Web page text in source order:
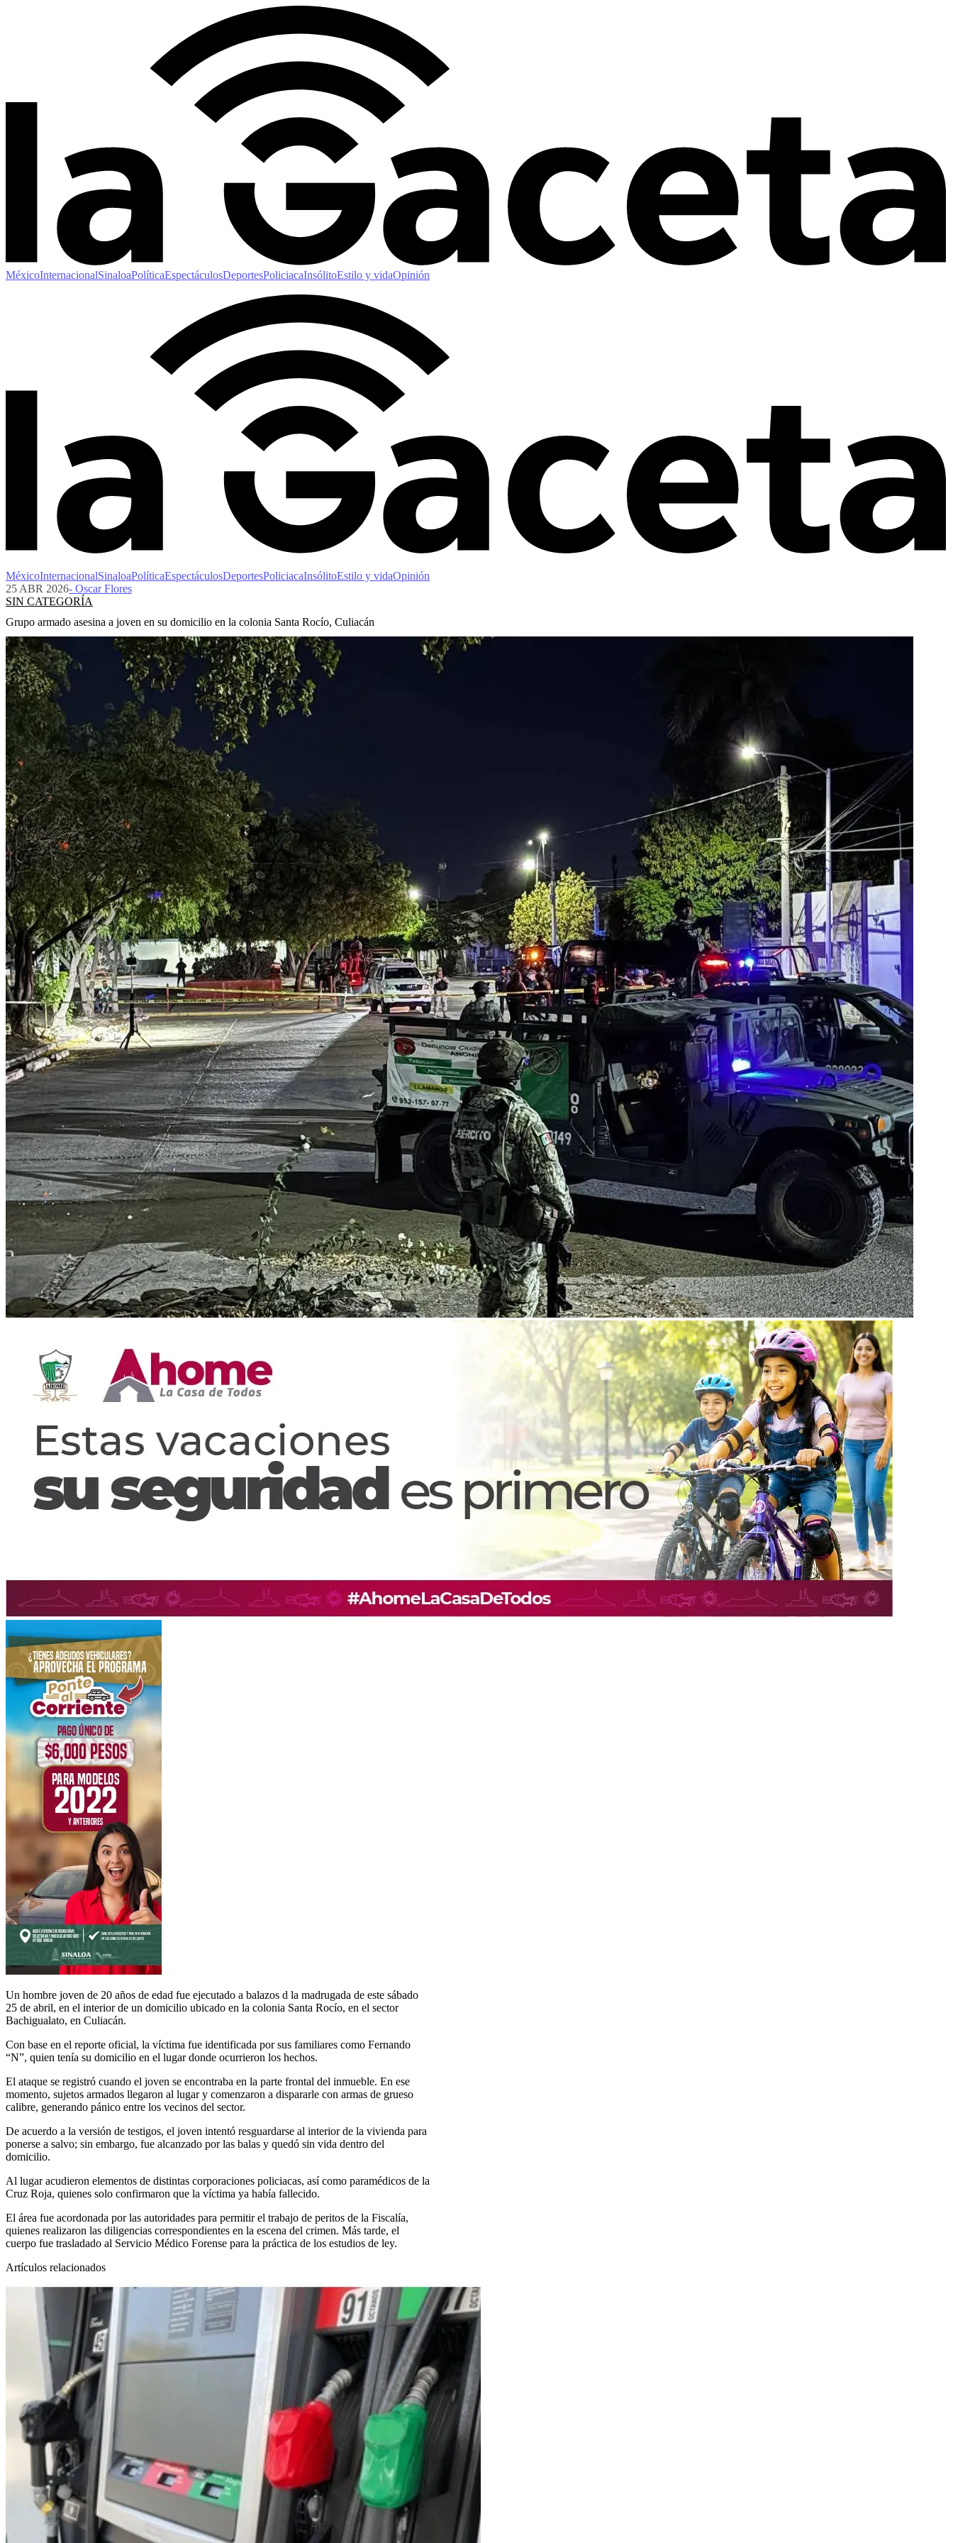
MéxicoInternacionalSinaloaPolíticaEspectáculosDeportesPoliciacaInsólitoEstilo y vidaOpinión
MéxicoInternacionalSinaloaPolíticaEspectáculosDeportesPoliciacaInsólitoEstilo y vidaOpinión
25 ABR 2026- Oscar Flores
SIN CATEGORÍA
Grupo armado asesina a joven en su domicilio en la colonia Santa Rocío, Culiacán
Un hombre joven de 20 años de edad fue ejecutado a balazos d la madrugada de este sábado
25 de abril, en el interior de un domicilio ubicado en la colonia Santa Rocío, en el sector
Bachigualato, en Culiacán.
Con base en el reporte oficial, la víctima fue identificada por sus familiares como Fernando
“N”, quien tenía su domicilio en el lugar donde ocurrieron los hechos.
El ataque se registró cuando el joven se encontraba en la parte frontal del inmueble. En ese
momento, sujetos armados llegaron al lugar y comenzaron a dispararle con armas de grueso
calibre, generando pánico entre los vecinos del sector.
De acuerdo a la versión de testigos, el joven intentó resguardarse al interior de la vivienda para
ponerse a salvo; sin embargo, fue alcanzado por las balas y quedó sin vida dentro del
domicilio.
Al lugar acudieron elementos de distintas corporaciones policiacas, así como paramédicos de la
Cruz Roja, quienes solo confirmaron que la víctima ya había fallecido.
El área fue acordonada por las autoridades para permitir el trabajo de peritos de la Fiscalía,
quienes realizaron las diligencias correspondientes en la escena del crimen. Más tarde, el
cuerpo fue trasladado al Servicio Médico Forense para la práctica de los estudios de ley.
Artículos relacionados